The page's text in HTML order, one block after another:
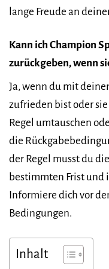
lange Freude an
Kann ich Champion
zurückgeben, wenn
Ja, wenn du mit
zufrieden bist oder
Regel umtauschen
die
der Regel musst du
bestimmten Frist und
Informiere dich vor
Bedingungen.
Inhalt